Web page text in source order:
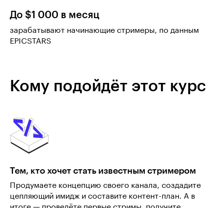
До $1 000 в месяц
зарабатывают начинающие стримеры, по данным
EPICSTARS
Кому подойдёт этот курс
Тем, кто хочет стать известным стримером
Продумаете концепцию своего канала, создадите
цепляющий имидж и составите контент-план. А в